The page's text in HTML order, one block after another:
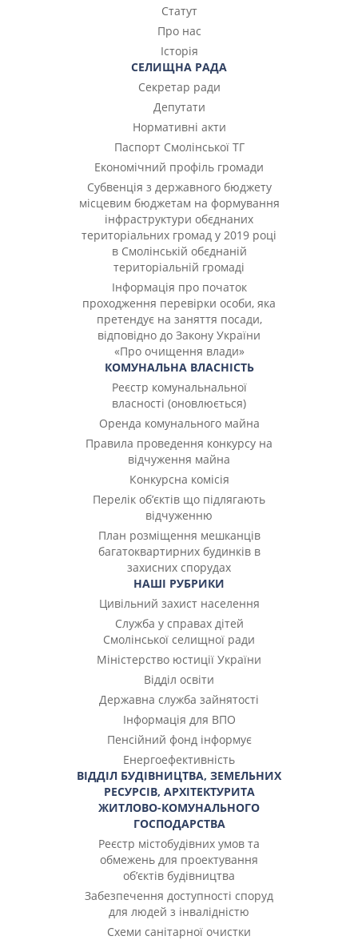
Статут
Про нас
Історія
СЕЛИЩНА РАДА
Секретар ради
Депутати
Нормативні акти
Паспорт Смолінської ТГ
Економічний профіль громади
Субвенція з державного бюджету
місцевим бюджетам на формування
інфраструктури обєднаних
територіальних громад у 2019 році
в Смолінській обєднаній
територіальній громаді
Інформація про початок
проходження перевірки особи, яка
претендує на заняття посади,
відповідно до Закону України
«Про очищення влади»
КОМУНАЛЬНА ВЛАСНІСТЬ
Реєстр комунальнальної
власності (оновлюється)
Оренда комунального майна
Правила проведення конкурсу на
відчуження майна
Конкурсна комісія
Перелік об’єктів що підлягають
відчуженню
План розміщення мешканців
багатоквартирних будинків в
захисних спорудах
НАШІ РУБРИКИ
Цивільний захист населення
Служба у справах дітей
Смолінської селищної ради
Міністерство юстиції України
Відділ освіти
Державна служба зайнятості
Інформація для ВПО
Пенсійний фонд інформує
Енергоефективність
ВІДДІЛ БУДІВНИЦТВА, ЗЕМЕЛЬНИХ
РЕСУРСІВ, АРХІТЕКТУРИТА
ЖИТЛОВО-КОМУНАЛЬНОГО
ГОСПОДАРСТВА
Реєстр містобудівних умов та
обмежень для проектування
об’єктів будівництва
Забезпечення доступності споруд
для людей з інвалідністю
Cхеми санітарної очистки